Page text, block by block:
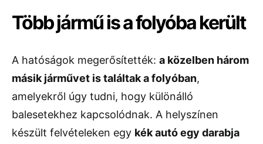
Több jármű is a folyóba került
A hatóságok megerősítették: a közelben három
másik járművet is találtak a folyóban,
amelyekről úgy tudni, hogy különálló
balesetekhez kapcsolódnak. A helyszínen
készült felvételeken egy kék autó egy darabja